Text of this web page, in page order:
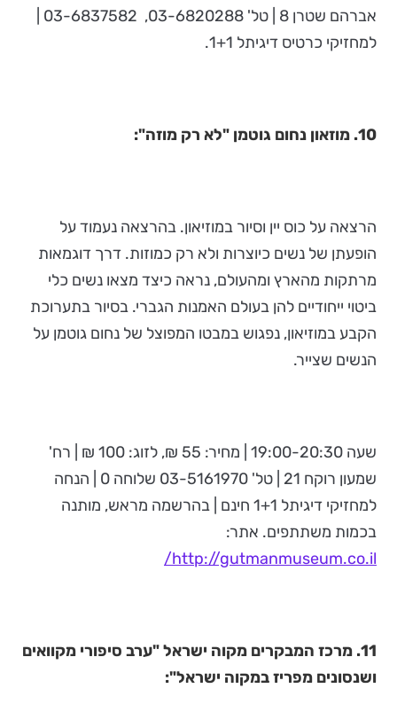
למחזיקי כרטיס דיגיתל 1+1.
10. מוזאון נחום גוטמן "לא רק מוזה":
הרצאה על כוס יין וסיור במוזיאון. בהרצאה נעמוד על
הופעתן של נשים כיוצרות ולא רק כמוזות. דרך דוגמאות
מרתקות מהארץ ומהעולם, נראה כיצד מצאו נשים כלי
ביטוי ייחודיים להן בעולם האמנות הגברי. בסיור בתערוכת
הקבע במוזיאון, נפגוש במבטו המפוצל של נחום גוטמן על
הנשים שצייר.
שעה 19:00-20:30 | מחיר: 55 ₪, לזוג: 100 ₪ | רח'
שמעון רוקח 21 | טל' 03-5161970 שלוחה 0 | הנחה
למחזיקי דיגיתל 1+1 חינם | בהרשמה מראש, מותנה
בכמות משתתפים. אתר:
http://gutmanmuseum.co.il/
11. מרכז המבקרים מקוה ישראל "ערב סיפורי מקוואים
ושנסונים מפריז במקוה ישראל":